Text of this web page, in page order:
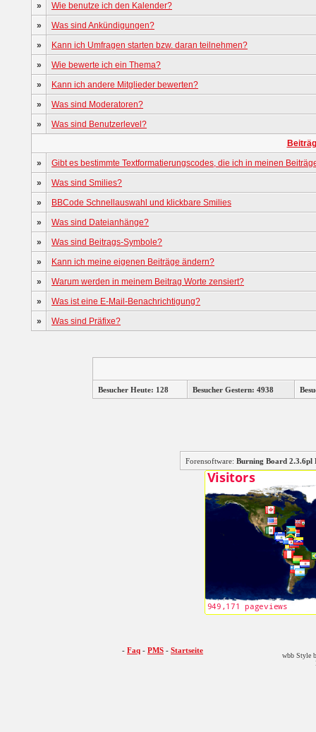
»
Wie benutze ich den Kalender?
»
Was sind Ankündigungen?
»
Kann ich Umfragen starten bzw. daran teilnehmen?
»
Wie bewerte ich ein Thema?
»
Kann ich andere Mitglieder bewerten?
»
Was sind Moderatoren?
»
Was sind Benutzerlevel?
»
Gibt es bestimmte Textformatierungscodes, die ich in meinen
»
Was sind Smilies?
»
BBCode Schnellauswahl und klickbare Smilies
»
Was sind Dateianhänge?
»
Was sind Beitrags-Symbole?
»
Kann ich meine eigenen Beiträge ändern?
»
Warum werden in meinem Beitrag Worte zensiert?
»
Was ist eine E-Mail-Benachrichtigung?
»
Was sind Präfixe?
Besucher Heute: 128 Besucher Gestern: 4938
Forensoftware: Burning Board
- Faq - PMS - Startseite
wbb Style